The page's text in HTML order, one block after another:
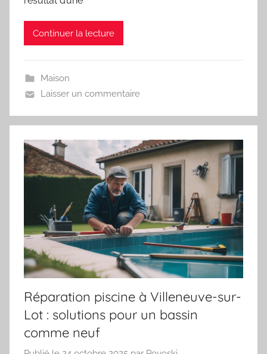
Continuer la lecture
Maison
Laisser un commentaire
Réparation piscine à Villeneuve-sur-
Lot : solutions pour un bassin
comme neuf